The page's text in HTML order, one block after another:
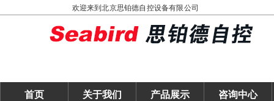
欢迎来到北京思铂德自控设备有限公司
首页 关于我们 产品展示 咨询中心